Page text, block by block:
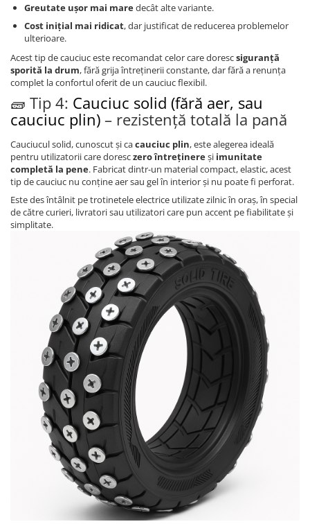
Greutate ușor mai maredecât alte variante.
Cost inițial mai ridicat, dar justificat de reducerea problemelor
ulterioare.
Acest tip de cauciuc este recomandat celor care dorescsiguranță
sporită la drum, fără grija întreținerii constante, dar fără a renunța
complet la confortul oferit de un cauciuc flexibil.
🧱 Tip 4: Cauciuc solid (fără aer, sau
cauciuc plin) – rezistență totală la pană
Cauciucul solid, cunoscut și cacauciuc plin, este alegerea ideală
pentru utilizatorii care doresczero întreținereși imunitate
completă la pene. Fabricat dintr-un material compact, elastic, acest
tip de cauciuc nu conține aer sau gel în interior și nu poate fi perforat.
Este des întâlnit pe trotinetele electrice utilizate zilnic în oraș, în special
de către curieri, livratori sau utilizatori care pun accent pe fiabilitate și
simplitate.